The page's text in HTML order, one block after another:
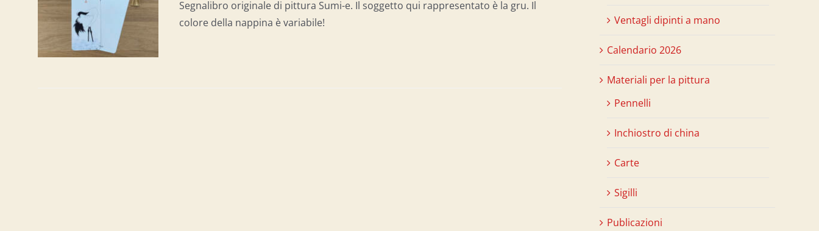
Segnalibro originale di pittura Sumi-e. Il soggetto qui rappresentato è la gru. Il
colore della nappina è variabile!
Ventagli dipinti a mano
Calendario 2026
Materiali per la pittura
Pennelli
Inchiostro di china
Carte
Sigilli
Publicazioni